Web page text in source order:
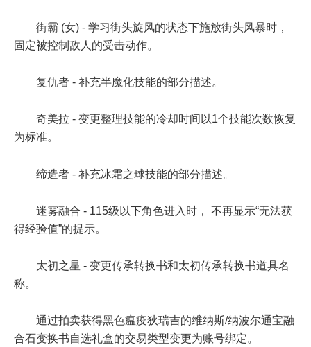
街霸 (女) - 学习街头旋风的状态下施放街头风暴时，
固定被控制敌人的受击动作。
复仇者 - 补充半魔化技能的部分描述。
奇美拉 - 变更整理技能的冷却时间以1个技能次数恢复
为标准。
缔造者 - 补充冰霜之球技能的部分描述。
迷雾融合 - 115级以下角色进入时， 不再显示“无法获
得经验值”的提示。
太初之星 - 变更传承转换书和太初传承转换书道具名
称。
通过拍卖获得黑色瘟疫狄瑞吉的维纳斯/纳波尔通宝融
合石变换书自选礼盒的交易类型变更为账号绑定。